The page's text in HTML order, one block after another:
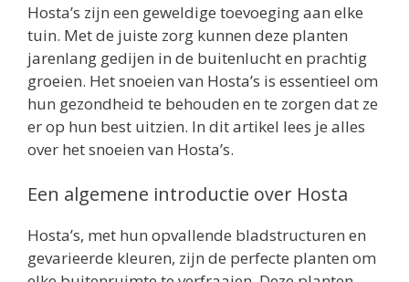
Hosta’s zijn een geweldige toevoeging aan elke
tuin. Met de juiste zorg kunnen deze planten
jarenlang gedijen in de buitenlucht en prachtig
groeien. Het snoeien van Hosta’s is essentieel om
hun gezondheid te behouden en te zorgen dat ze
er op hun best uitzien. In dit artikel lees je alles
over het snoeien van Hosta’s.
Een algemene introductie over Hosta
Hosta’s, met hun opvallende bladstructuren en
gevarieerde kleuren, zijn de perfecte planten om